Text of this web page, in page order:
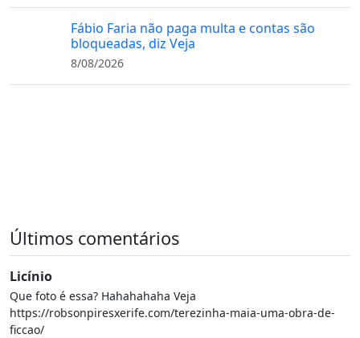
Fábio Faria não paga multa e contas são
bloqueadas, diz Veja
8/08/2026
Últimos comentários
Licínio
Que foto é essa? Hahahahaha Veja
https://robsonpiresxerife.com/terezinha-maia-uma-obra-de-
ficcao/